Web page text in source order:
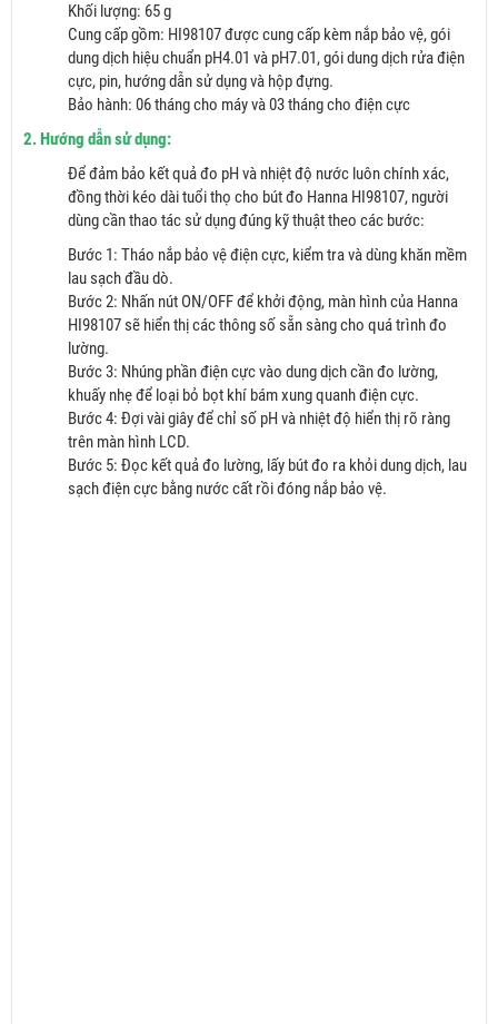
Khối lượng: 65 g
Cung cấp gồm: HI98107 được cung cấp kèm nắp bảo vệ, gói
dung dịch hiệu chuẩn pH4.01 và pH7.01, gói dung dịch rửa điện
cực, pin, hướng dẫn sử dụng và hộp đựng.
Bảo hành: 06 tháng cho máy và 03 tháng cho điện cực
2. Hướng dẫn sử dụng:
Để đảm bảo kết quả đo pH và nhiệt độ nước luôn chính xác,
đồng thời kéo dài tuổi thọ cho bút đo Hanna HI98107, người
dùng cần thao tác sử dụng đúng kỹ thuật theo các bước:
Bước 1: Tháo nắp bảo vệ điện cực, kiểm tra và dùng khăn mềm
lau sạch đầu dò.
Bước 2: Nhấn nút ON/OFF để khởi động, màn hình của Hanna
HI98107 sẽ hiển thị các thông số sẵn sàng cho quá trình đo
lường.
Bước 3: Nhúng phần điện cực vào dung dịch cần đo lường,
khuấy nhẹ để loại bỏ bọt khí bám xung quanh điện cực.
Bước 4: Đợi vài giây để chỉ số pH và nhiệt độ hiển thị rõ ràng
trên màn hình LCD.
Bước 5: Đọc kết quả đo lường, lấy bút đo ra khỏi dung dịch, lau
sạch điện cực bằng nước cất rồi đóng nắp bảo vệ.